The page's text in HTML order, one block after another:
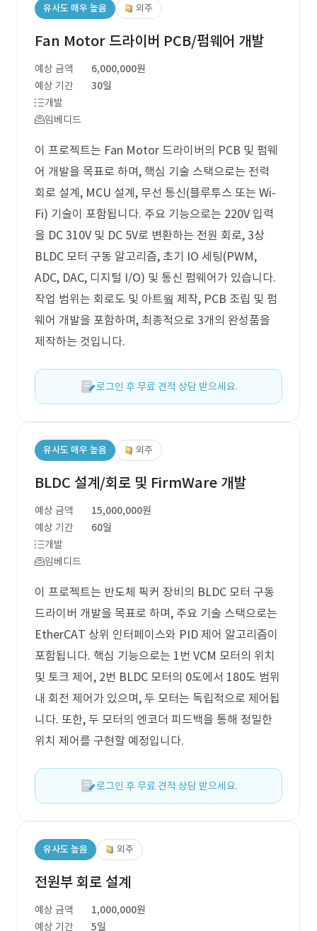
유사도 매우 높음 외주
Fan Motor 드라이버 PCB/펌웨어 개발
예상 금액
6,000,000원
예상 기간
30일
개발
임베디드
이 프로젝트는 Fan Motor 드라이버의 PCB 및 펌웨
어 개발을 목표로 하며, 핵심 기술 스택으로는 전력
회로 설계, MCU 설계, 무선 통신(블루투스 또는 Wi-
Fi) 기술이 포함됩니다. 주요 기능으로는 220V 입력
을 DC 310V 및 DC 5V로 변환하는 전원 회로, 3상
BLDC 모터 구동 알고리즘, 초기 IO 세팅(PWM,
ADC, DAC, 디지털 I/O) 및 통신 펌웨어가 있습니다.
작업 범위는 회로도 및 아트웤 제작, PCB 조립 및 펌
웨어 개발을 포함하며, 최종적으로 3개의 완성품을
제작하는 것입니다.
로그인 후 무료 견적 상담 받으세요.
유사도 매우 높음 외주
BLDC 설계/회로 및 FirmWare 개발
예상 금액
15,000,000원
예상 기간
60일
개발
임베디드
이 프로젝트는 반도체 픽커 장비의 BLDC 모터 구동
드라이버 개발을 목표로 하며, 주요 기술 스택으로는
EtherCAT 상위 인터페이스와 PID 제어 알고리즘이
포함됩니다. 핵심 기능으로는 1번 VCM 모터의 위치
및 토크 제어, 2번 BLDC 모터의 0도에서 180도 범위
내 회전 제어가 있으며, 두 모터는 독립적으로 제어됩
니다. 또한, 두 모터의 엔코더 피드백을 통해 정밀한
위치 제어를 구현할 예정입니다.
로그인 후 무료 견적 상담 받으세요.
유사도 높음 외주
전원부 회로 설계
예상 금액
1,000,000원
예상 기간
5일